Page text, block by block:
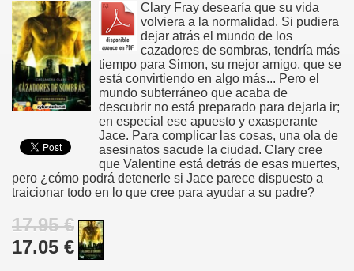
Clary Fray desearía que su vida
volviera a la normalidad. Si pudiera
dejar atrás el mundo de los
cazadores de sombras, tendría más
tiempo para Simon, su mejor amigo, que se
está convirtiendo en algo más... Pero el
mundo subterráneo que acaba de
descubrir no está preparado para dejarla ir;
en especial ese apuesto y exasperante
Jace. Para complicar las cosas, una ola de
asesinatos sacude la ciudad. Clary cree
que Valentine está detrás de esas muertes,
pero ¿cómo podrá detenerle si Jace parece dispuesto a
traicionar todo en lo que cree para ayudar a su padre?
17.95 €
17.05 €